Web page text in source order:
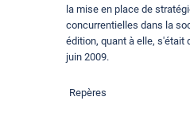
la mise en place de
concurrentielles dans la
édition, quant à elle, s'était
juin 2009.
Repères